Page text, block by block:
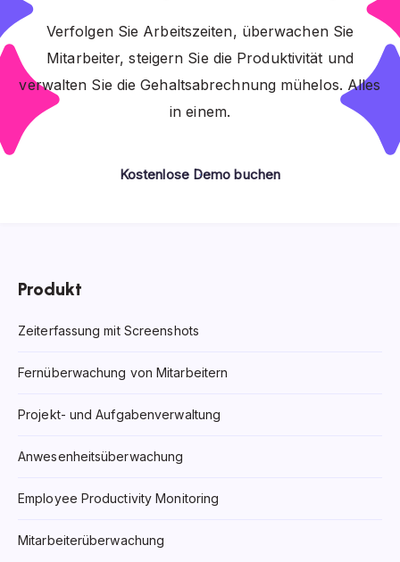
Verfolgen Sie Arbeitszeiten, überwachen Sie
Mitarbeiter, steigern Sie die Produktivität und
verwalten Sie die Gehaltsabrechnung mühelos. Alles
in einem.
Kostenlose Demo buchen
Produkt
Zeiterfassung mit Screenshots
Fernüberwachung von Mitarbeitern
Projekt- und Aufgabenverwaltung
Anwesenheitsüberwachung
Employee Productivity Monitoring
Mitarbeiterüberwachung